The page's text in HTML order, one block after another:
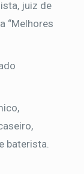
juiz de
“Melhores
baterista.